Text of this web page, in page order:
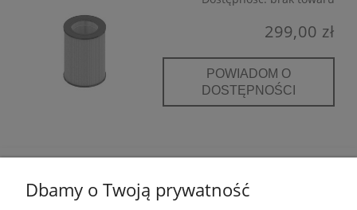
299,00 zł
POWIADOM O
DOSTĘPNOŚCI
Dbamy o Twoją prywatność